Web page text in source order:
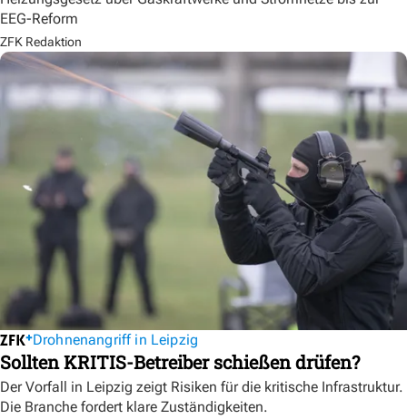
EEG-Reform
ZFK Redaktion
Drohnenangriff in Leipzig
Sollten KRITIS-Betreiber schießen drüfen?
Der Vorfall in Leipzig zeigt Risiken für die kritische Infrastruktur.
Die Branche fordert klare Zuständigkeiten.